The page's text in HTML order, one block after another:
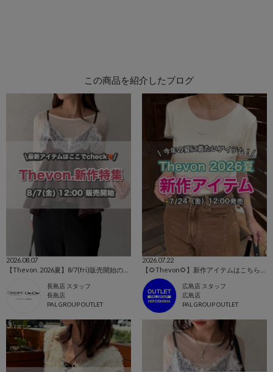
この商品を紹介したブログ
2026.08.07
長島店 スタッフ
長島店
PAL GROUP OUTLET
2026.07.22
広島店 スタッフ
広島店
PAL GROUP OUTLET